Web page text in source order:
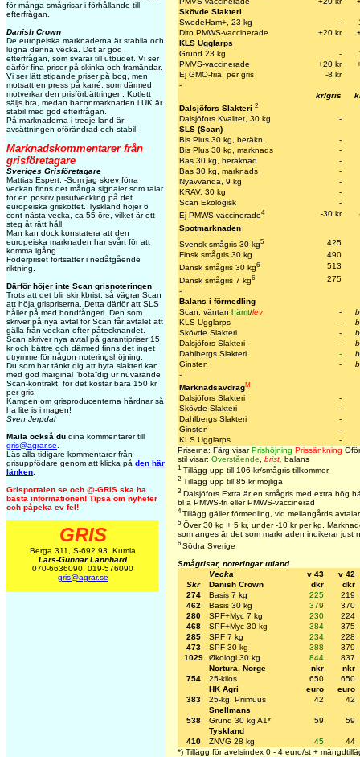
för många smågrisar i förhållande till
efterfrågan.
Danish Crown
De europeiska marknaderna är stabila och
lugna denna vecka. Det är god
efterfrågan, som svarar till utbudet. Vi ser
därför fina priser på skinka och framändar.
Vi ser lätt stigande priser på bog, men
motsatt en press på karré, som därmed
motverkar den prisförbättringen. Kotlett
säljs bra, medan baconmarknaden i UK är
stabil med god efterfrågan.
På marknaderna i tredje land är
avsättningen oförändrad och stabil.
Marknadskommentarer från
grisföretagare
Sveriges Grisföretagare
Mattias Espert: -Som jag skrev förra
veckan finns det många signaler som talar
för en positiv prisutveckling på det
europeiska grisköttet. Tyskland höjer 6
cent nästa vecka, ca 55 öre, vilket är ett
steg åt rätt håll.
Man kan dock konstatera att den
europeiska marknaden har svårt för att
komma igång.
Foderpriset fortsätter i nedåtgående
riktning.
Därför höjer inte Scan grisnoteringen
Trots att det blir skinkbrist, så vägrar Scan
att höja grispriserna. Detta därför att SLS
håller på med bondfångeri. Den som
skriver på nya avtal för Scan får avtalet att
gälla från veckan efter påtecknandet.
Scan skriver nya avtal på garantipriser 15
kr och bättre och därmed finns det inget
utrymme för någon noteringshöjning.
Du som har tänkt dig att byta slakteri kan
med god marginal ”böta”dig ur nuvarande
Scan-kontrakt, för det kostar bara 150 kr
per gris.
Kampen om grisproducenterna hårdnar så
ha lite is i magen!
Sven Jerpdal
Maila också du dina kommentarer till
gris@agrar.se
Läs alla tidigare kommentarer från
grisuppfödare genom att klicka på den här
länken
Grisportalen.se och @-GRIS ska ha
bästa informationen! Tipsa om nyheter
och påpeka ev fel!
GRIS
Berga 311, S-692 93. Kumla
Lars-Gunnar Lannhard
070-6636090, 019-576090
gris@agrar.se
Skövde Slakteri
SwedeHam+, 23 kg
-
Dito PMWS-vaccinerade
+20 kr
KLS Ugglarps
Grund 23 kg
-
PMVS-vaccinerade
+20 kr
Ej GMO-fria, per gris
-8 kr
-
kr/gris
Dalsjöfors Slakteri 2
Dalsjöfors Kvalitet, 30 kg
-
SLS (Scan)
Bis Plus 30 kg, beräkn.
-
Bis Plus 30 kg, marknads
-
Bas 30 kg, beräknad
-
Bas 30 kg, marknads
-
Nyavvanda, 9 kg
-
KRAV, 30 kg
-
Scan Ekologisk
-
Ej PMWS-vaccinerade4 -30 kr
Spotmarknaden
Svensk smågris 30 kg5
425
Finsk smågris 30 kg
490
Dansk smågris 30 kg6
513
Dansk smågris 7 kg6
275
-
Balans i förmedling
Scan, väntan hämt/lev -
KLS Ugglarps
-
Skövde Slakteri
-
Dalsjöfors Slakteri
-
Dahlbergs Slakteri
-
Ginsten
-
-
MarknadsavdragM
Dalsjöfors Slakteri
-
Skövde Slakteri
-
Dahlbergs Slakteri
-
Ginsten
-
KLS Ugglarps
-
Priserna: Färg visarPrishöjning Prissänkning
stil visar: Överstående brist, balans
1 Tillägg upp till 106 kr/smågris tillkommer.
2 Tillägg upp till 85 kr möjliga
3 Dalsjöfors Extra är en smågris med extra hög
bl a PMWS-fri eller PMWS-vaccinerad
4Tillägg gäller förmedling, vid mellangårds
5 Över 30 kg + 5 kr, under -10 kr per kg.
som anges är det som marknaden indikerar just
6 Södra Sverige
Smågrisar, noteringar utland
Vecka
v 43
v 42
Skr
Danish Crown dkr
dkr
274
Basis 7 kg 225
219
462
Basis 30 kg 379
370
280
SPF+Myc 7 kg 230
224
468
SPF+Myc 30 kg 384
375
285
SPF 7 kg 234
228
473
SPF 30 kg 388
379
1029
Økologi 30 kg 844
837
Nortura, Norge
nkr
nkr
754
25-kilos 650
650
HK Agri
euro
euro
383
25-kg, Priimuus 42
42
Snellmans
538
Grund 30 kg A1* 59
59
Tyskland
410
ZNVG 28 kg 45
44
*) Tillägg för avelsindex 0 - 4 euro/st +